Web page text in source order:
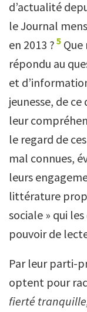
d’actualité
le Journal
en 2013 ? 5
répondu au
et
jeunesse, de ce
leur
le regard de
mal connues,
leurs
littérature
sociale » qui
pouvoir de
Par leur parti-
optent pour
fierté